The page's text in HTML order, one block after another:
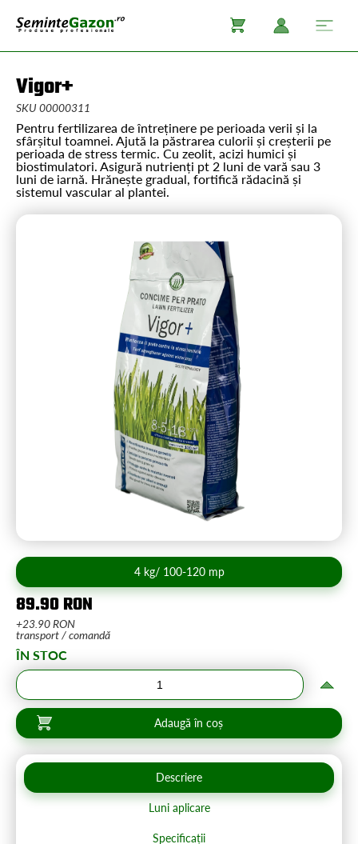
Vigor+
SKU 00000311
Pentru fertilizarea de întreținere pe perioada verii și la
sfârșitul toamnei. Ajută la păstrarea culorii și creșterii pe
perioada de stress termic. Cu zeolit, acizi humici și
biostimulatori. Asigură nutrienți pt 2 luni de vară sau 3
luni de iarnă. Hrănește gradual, fortifică rădacină și
sistemul vascular al plantei.
4 kg/ 100-120 mp
89.90 RON
+23.90 RON
transport / comandă
ÎN STOC
Adaugă în coș
Descriere
Luni aplicare
Specificații